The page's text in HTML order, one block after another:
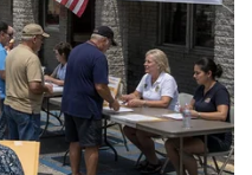
Ô tô - Xe máy